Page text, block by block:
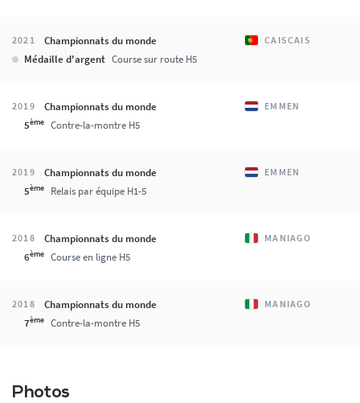
2021 Championnats du monde CAISCAIS
Médaille d'argent Course sur route H5
2019 Championnats du monde EMMEN
5ème Contre-la-montre H5
2019 Championnats du monde EMMEN
5ème Relais par équipe H1-5
2018 Championnats du monde MANIAGO
6ème Course en ligne H5
2018 Championnats du monde MANIAGO
7ème Contre-la-montre H5
Photos